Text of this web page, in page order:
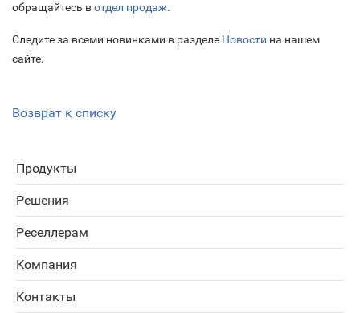
обращайтесь вотдел продаж.
Следите за всеми новинками в разделе Новости на нашем
сайте.
Возврат к списку
Продукты
Решения
Реселлерам
Компания
Контакты